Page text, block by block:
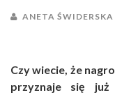
ANETA ŚWIDERSKA
Czy wiecie, że
przyznaje się